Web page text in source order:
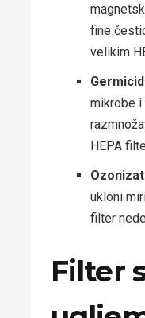
fine
velikim
mikrobe i
HEPA
ukloni
filter
Filter